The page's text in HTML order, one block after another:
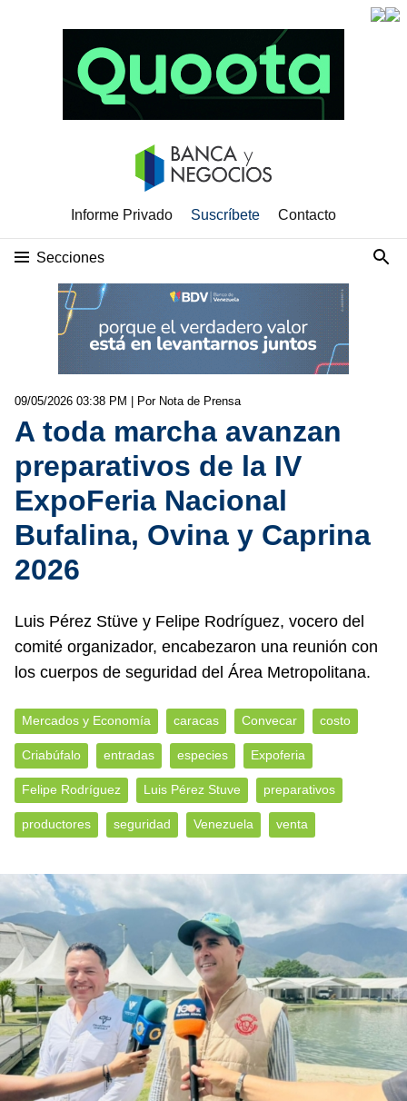
Informe Privado Suscríbete Contacto
Secciones
09/05/2026 03:38 PM | Por Nota de Prensa
A toda marcha avanzan
preparativos de la IV
ExpoFeria Nacional
Bufalina, Ovina y Caprina
2026
Luis Pérez Stüve y Felipe Rodríguez, vocero del
comité organizador, encabezaron una reunión con
los cuerpos de seguridad del Área Metropolitana.
Mercados y Economía caracas Convecar costo
Criabúfalo entradas especies Expoferia
Felipe Rodríguez Luis Pérez Stuve preparativos
productores seguridad Venezuela venta